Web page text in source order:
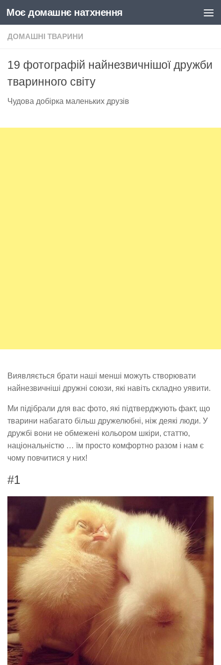
Skip to content
Моє домашнє натхнення
ДОМАШНІ ТВАРИНИ
19 фотографій найнезвичнішої дружби
тваринного світу
Чудова добірка маленьких друзів
Виявляється брати наші менші можуть створювати
найнезвичніші дружні союзи, які навіть складно уявити.
Ми підібрали для вас фото, які підтверджують факт, що
тварини набагато більш дружелюбні, ніж деякі люди. У
дружбі вони не обмежені кольором шкіри, статтю,
національністю … їм просто комфортно разом і нам є
чому повчитися у них!
#1